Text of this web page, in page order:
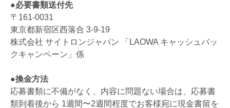
●必要書類送付先
〒161-0031
東京都新宿区西落合 3-9-19
株式会社 サイトロンジャパン 「LAOWA キャッシュバッ
クキャンペーン」係
●換金方法
応募書類に不備がなく、内容に問題ない場合は、応募書
類到着後から 1週間〜2週間程度でお客様宛に現金書留を